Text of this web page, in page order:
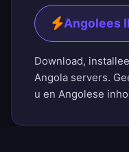
Angolees
Download,
Angola servers.
u en Angolese